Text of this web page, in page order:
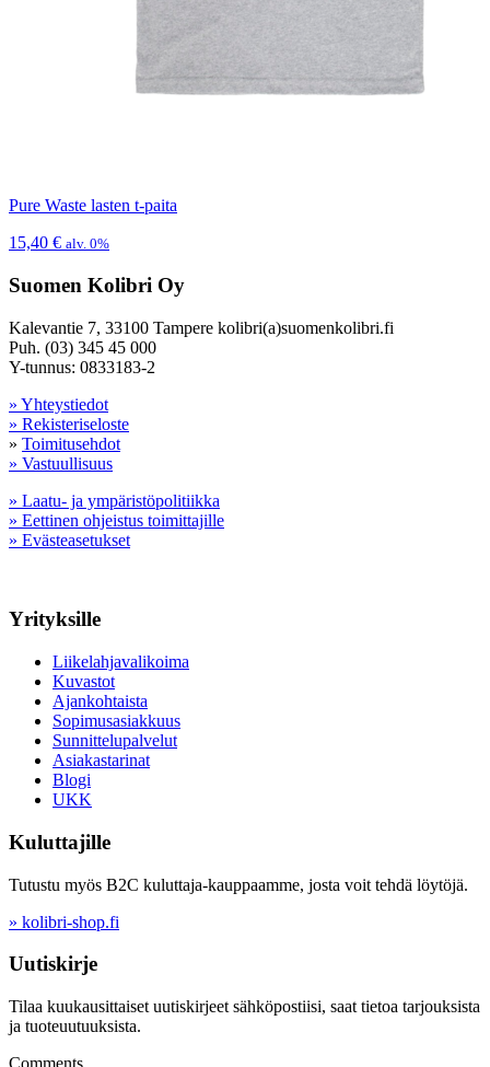
Pure Waste lasten t-paita
15,40 € alv. 0%
Suomen Kolibri Oy
Kalevantie 7, 33100 Tampere kolibri(a)suomenkolibri.fi
Puh. (03) 345 45 000
Y-tunnus: 0833183-2
» Yhteystiedot
» Rekisteriseloste
» Toimitusehdot
» Vastuullisuus
» Laatu- ja ympäristöpolitiikka
» Eettinen ohjeistus toimittajille
» Evästeasetukset
Yrityksille
Liikelahjavalikoima
Kuvastot
Ajankohtaista
Sopimusasiakkuus
Sunnittelupalvelut
Asiakastarinat
Blogi
UKK
Kuluttajille
Tutustu myös B2C kuluttaja-kauppaamme, josta voit tehdä löytöjä.
» kolibri-shop.fi
Uutiskirje
Tilaa kuukausittaiset uutiskirjeet sähköpostiisi, saat tietoa tarjouksista
ja tuoteuutuuksista.
Comments